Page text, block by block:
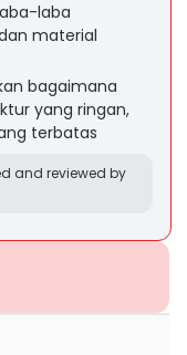
laba
material
bagaimana
yang ringan,
terbatas
and reviewed by